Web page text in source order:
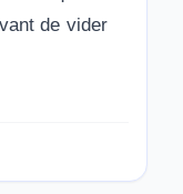
de vider